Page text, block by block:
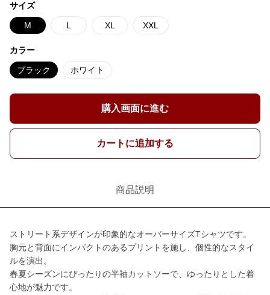
サイズ
M L XL XXL
カラー
ブラック ホワイト
購入画面に進む
カートに追加する
商品説明
ストリート系デザインが印象的なオーバーサイズTシャツです。
胸元と背面にインパクトのあるプリントを施し、個性的なスタイ
ルを演出。
春夏シーズンにぴったりの半袖カットソーで、ゆったりとした着
心地が魅力です。